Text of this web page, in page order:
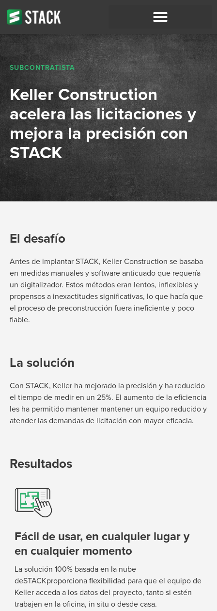
SUBCONTRATISTA
Keller Construction
acelera las licitaciones y
mejora la precisión con
STACK
El desafío
Antes de implantar STACK, Keller Construction se basaba
en medidas manuales y software anticuado que requería
un digitalizador. Estos métodos eran lentos, inflexibles y
propensos a inexactitudes significativas, lo que hacía que
el proceso de preconstrucción fuera ineficiente y poco
fiable.
La solución
Con STACK, Keller ha mejorado la precisión y ha reducido
el tiempo de medir en un 25%. El aumento de la eficiencia
les ha permitido mantener mantener un equipo reducido y
atender las demandas de licitación con mayor eficacia.
Resultados
Fácil de usar, en cualquier lugar y
en cualquier momento
La solución 100% basada en la nube
deSTACKproporciona flexibilidad para que el equipo de
Keller acceda a los datos del proyecto, tanto si estén
trabajen en la oficina, in situ o desde casa.